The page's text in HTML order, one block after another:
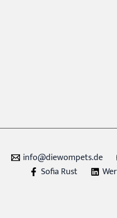
info@diewompets.de
Sofia Rust